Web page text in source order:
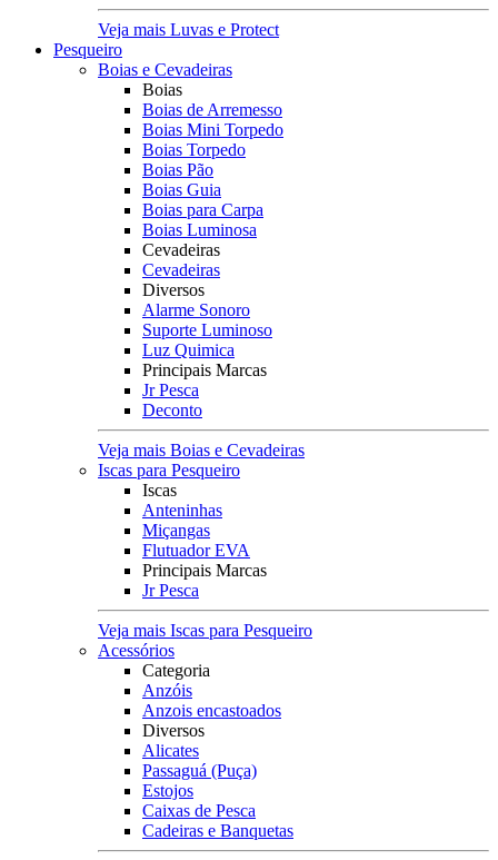
Veja mais Luvas e Protect
Pesqueiro
Boias e Cevadeiras
Boias
Boias de Arremesso
Boias Mini Torpedo
Boias Torpedo
Boias Pão
Boias Guia
Boias para Carpa
Boias Luminosa
Cevadeiras
Cevadeiras
Diversos
Alarme Sonoro
Suporte Luminoso
Luz Quimica
Principais Marcas
Jr Pesca
Deconto
Veja mais Boias e Cevadeiras
Iscas para Pesqueiro
Iscas
Anteninhas
Miçangas
Flutuador EVA
Principais Marcas
Jr Pesca
Veja mais Iscas para Pesqueiro
Acessórios
Categoria
Anzóis
Anzois encastoados
Diversos
Alicates
Passaguá (Puça)
Estojos
Caixas de Pesca
Cadeiras e Banquetas